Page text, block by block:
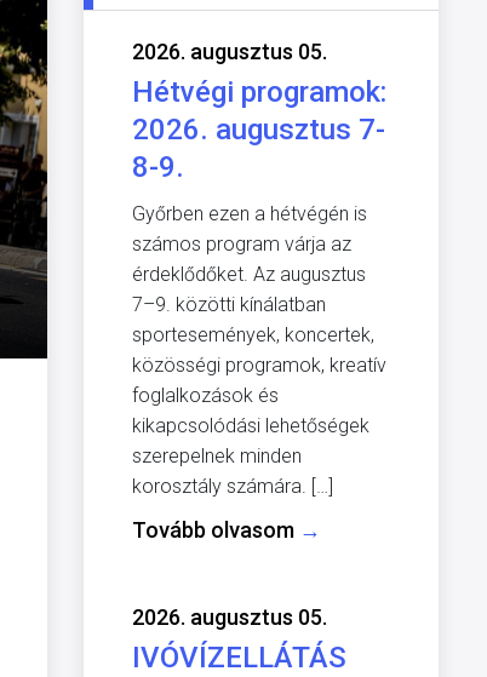
2026. augusztus 05.
Hétvégi programok:
2026. augusztus 7-
8-9.
Győrben ezen a hétvégén is
számos program várja az
érdeklődőket. Az augusztus
7–9. közötti kínálatban
sportesemények, koncertek,
közösségi programok, kreatív
foglalkozások és
kikapcsolódási lehetőségek
szerepelnek minden
korosztály számára. […]
Tovább olvasom →
2026. augusztus 05.
IVÓVÍZELLÁTÁS